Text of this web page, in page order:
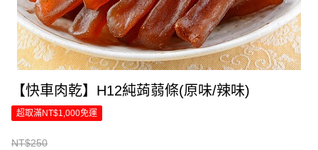
【快車肉乾】H12純蒟蒻條(原味/辣味)
超取滿NT$1,000免運
NT$250